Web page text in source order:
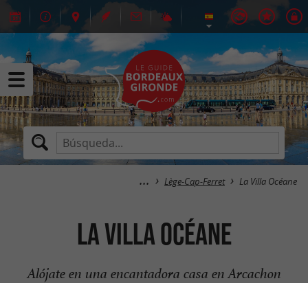
Lège-Cap-Ferret La Villa Océane
La Villa Océane
Alójate en una encantadora casa en Arcachon